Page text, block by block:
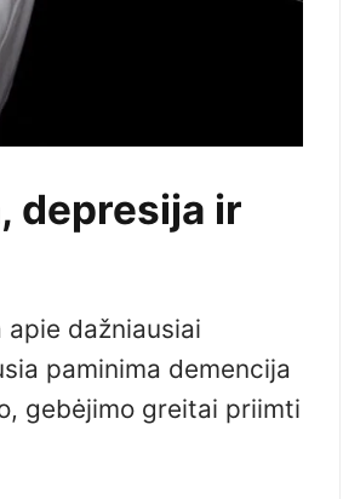
depresija ir
dažniausiai
paminima demencija
gebėjimo greitai priimti